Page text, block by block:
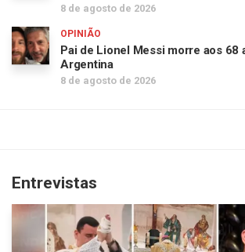
8 de agosto de 2026
OPINIÃO
Pai de Lionel Messi morre aos 68
Argentina
8 de agosto de 2026
Entrevistas